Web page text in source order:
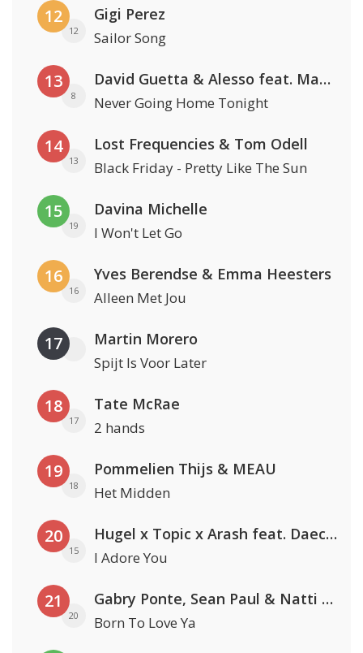
12
12
Gigi Perez
Sailor Song
13
8
David Guetta & Alesso feat. Madison Love
Never Going Home Tonight
14
13
Lost Frequencies & Tom Odell
Black Friday - Pretty Like The Sun
15
19
Davina Michelle
I Won't Let Go
16
16
Yves Berendse & Emma Heesters
Alleen Met Jou
17 Martin Morero
Spijt Is Voor Later
18
17
Tate McRae
2 hands
19
18
Pommelien Thijs & MEAU
Het Midden
20
15
Hugel x Topic x Arash feat. Daecolm
I Adore You
21
20
Gabry Ponte, Sean Paul & Natti Natasha
Born To Love Ya